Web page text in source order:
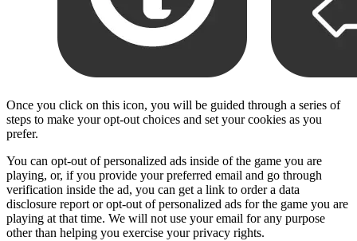
Once you click on this icon, you will be guided through a series of
steps to make your opt-out choices and set your cookies as you
prefer.
You can opt-out of personalized ads inside of the game you are
playing, or, if you provide your preferred email and go through
verification inside the ad, you can get a link to order a data
disclosure report or opt-out of personalized ads for the game you are
playing at that time. We will not use your email for any purpose
other than helping you exercise your privacy rights.